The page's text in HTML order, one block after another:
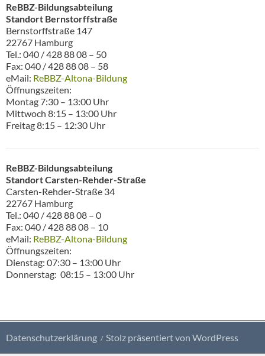
ReBBZ-Bildungsabteilung
Standort Bernstorffstraße
Bernstorffstraße 147
22767 Hamburg
Tel.: 040 / 428 88 08 – 50
Fax: 040 / 428 88 08 – 58
eMail: ReBBZ-Altona-Bildung
Öffnungszeiten:
Montag 7:30 – 13:00 Uhr
Mittwoch 8:15 – 13:00 Uhr
Freitag 8:15 – 12:30 Uhr
ReBBZ-Bildungsabteilung
Standort Carsten-Rehder-Straße
Carsten-Rehder-Straße 34
22767 Hamburg
Tel.: 040 / 428 88 08 – 0
Fax: 040 / 428 88 08 – 10
eMail: ReBBZ-Altona-Bildung
Öffnungszeiten:
Dienstag: 07:30 – 13:00 Uhr
Donnerstag: 08:15 – 13:00 Uhr
Datenschutzerklärung Stolz präsentiert von WordPress